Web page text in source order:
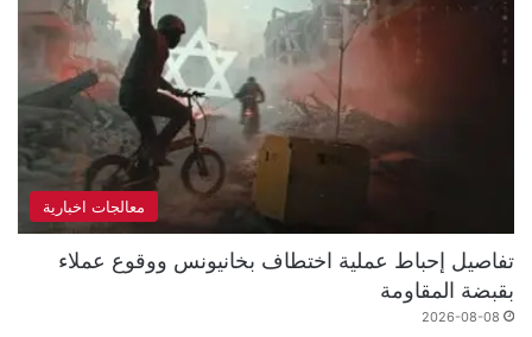
معالجات اخبارية
تفاصيل إحباط عملية اختطاف بخانيونس ووقوع عملاء
بقبضة المقاومة
2026-08-08